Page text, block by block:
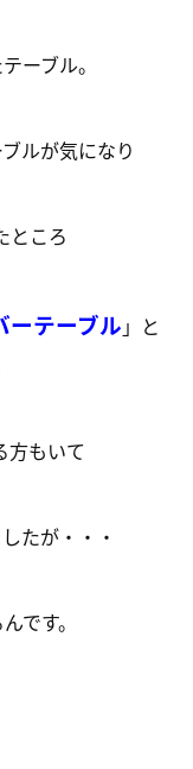
ーブル。
ルが気になり
ところ
ーテーブル 」と
方もいて
たが・・・
です。